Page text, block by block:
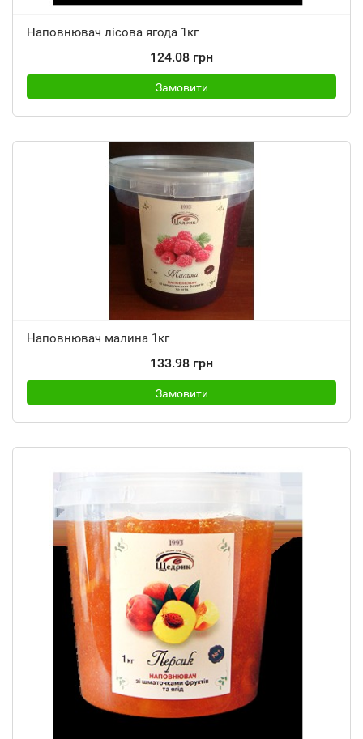
Наповнювач лісова ягода 1кг
124.08 грн
Замовити
Наповнювач малина 1кг
133.98 грн
Замовити